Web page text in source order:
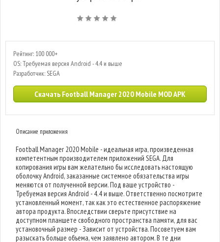
Рейтинг: 100 000+
OS: Требуемая версия Android - 4.4 и выше
Разработчик: SEGA
Скачать Football Manager 2020 Mobile MOD APK
Описание приложения
Football Manager 2020 Mobile - идеальная игра, произведенная
компетентным производителем приложений SEGA. Для
копирования игры вам желательно бы исследовать настоящую
оболочку Android, заказанные системное обязательства игры
меняются от полученной версии. Под ваше устройство -
Требуемая версия Android - 4.4 и выше. Ответственно посмотрите
установленный момент, так как это естественное распоряжение
автора продукта. Впоследствии сверьте присутствие на
доступном планшете свободного пространства памяти, для вас
установочный размер - Зависит от устройства. Посоветуем вам
разыскать больше объема, чем заявлено автором. В те дни